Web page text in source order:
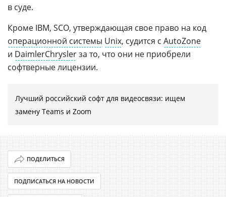
в суде.
Кроме IBM, SCO, утверждающая свое право на код
операционной системы Unix, судится с AutoZone
и DaimlerChryslerза то, что они не приобрели
софтверные лицензии.
Лучший российский софт для видеосвязи: ищем
замену Teams и Zoom
ПОДЕЛИТЬСЯ
ПОДПИСАТЬСЯ НА НОВОСТИ